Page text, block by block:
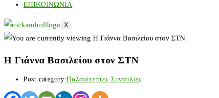
ΕΠΙΚΟΙΝΩΝΙΑ
X
H Γιάννα Βασιλείου στον ΣΤΝ
Post category:Παλαιότερτες Συναυλίες